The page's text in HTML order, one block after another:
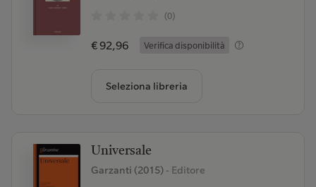
(0)
€ 92,96 Verifica disponibilità
Seleziona libreria
Universale
Garzanti (2015)- Editore